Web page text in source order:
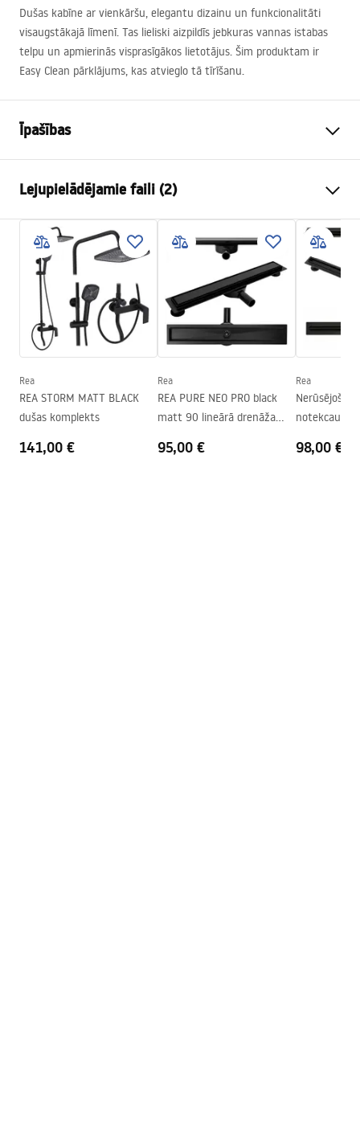
Dušas kabīne ar vienkāršu, elegantu dizainu un funkcionalitāti
visaugstākajā līmenī. Tas lieliski aizpildīs jebkuras vannas istabas
telpu un apmierinās visprasīgākos lietotājus. Šim produktam ir
Easy Clean pārklājums, kas atvieglo tā tīrīšanu.
Īpašības
Krāsa
Kabīnes tips
Stūris
Stikla krāsa
Transparent 6mm
Atvēršanas metode
Montāža
Uz dušas paliktņa vai uz grīdas
Augstums (mm)
2005mm
Dušas kabīnes virziens
Garantija
Easy Clean pārklājums
Jā, vienā loga pusē
Lejupielādējamie faili (2)
shower manual
shower manual.pdf
Instrukcja montażu
Instrukcja_kabiny_Hugo_PL.pdf
Rea
REA STORM MATT BLACK
dušas komplekts
141,00 €
Rea
REA PURE NEO PRO black
matt 90 lineārā drenāža
95,00 €
Rea
Nerūsējošā
notekcaurule
98,00 €